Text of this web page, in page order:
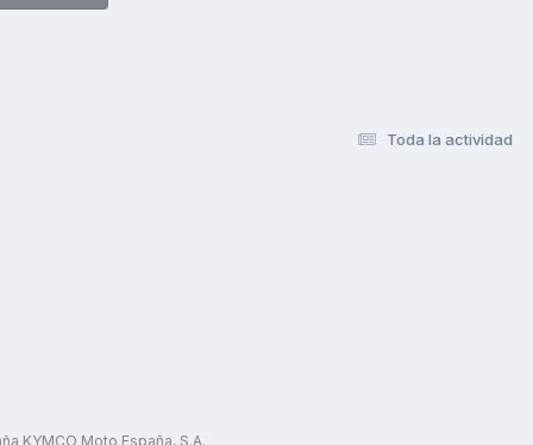
Toda la actividad
KYMCO Moto España, S.A.